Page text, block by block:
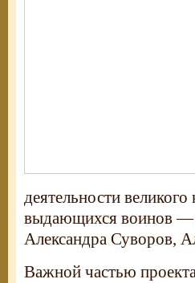
деятельности
выдающихся воинов —
Александра Суворов,
Важной частью